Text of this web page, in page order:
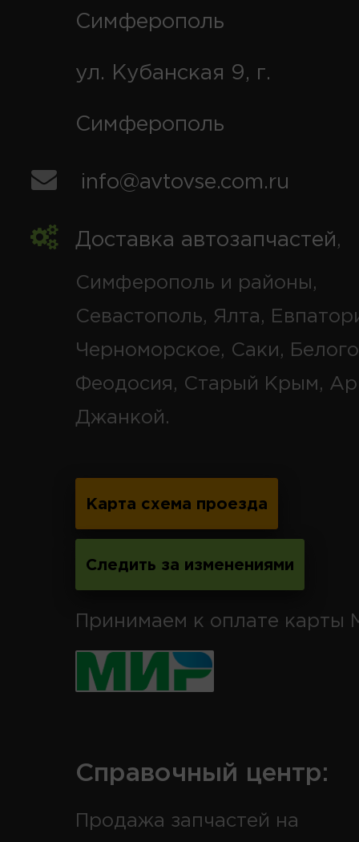
Симферополь
ул. Кубанская 9, г.
Симферополь
info@avtovse.com.ru
Доставка автозапчастей,
Симферополь и районы,
Севастополь, Ялта,
Черноморское, Саки,
Феодосия, Старый Крым,
Джанкой.
Карта схема проезда
Следить за изменениями
Принимаем к оплате карты
Справочный центр:
Продажа запчастей на